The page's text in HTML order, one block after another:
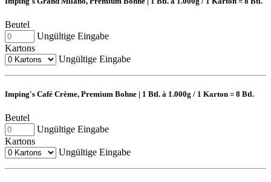
Beutel
Ungültige Eingabe
Kartons
Ungültige Eingabe
Imping's Café Crème, Premium Bohne | 1 Btl. à 1.000g / 1 Karton = 8 Btl.
Beutel
Ungültige Eingabe
Kartons
Ungültige Eingabe